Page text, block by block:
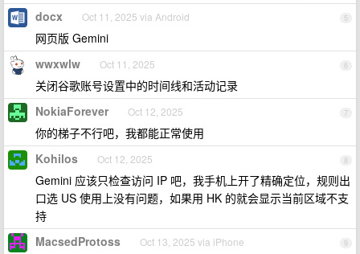
5
docx Oct 11, 2025 via Android
网页版 Gemini
6
wwxwlw Oct 11, 2025
关闭谷歌账号设置中的时间线和活动记录
7
NokiaForever Oct 12, 2025
你的梯子不行吧，我都能正常使用
8
Kohilos Oct 12, 2025
Gemini 应该只检查访问 IP 吧，我手机上开了精确定位，规则出
口选 US 使用上没有问题，如果用 HK 的就会显示当前区域不支
持
9
MacsedProtoss Oct 13, 2025 via iPhone